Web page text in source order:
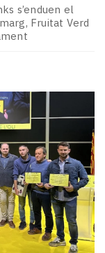
s’enduen el
Fruitat Verd